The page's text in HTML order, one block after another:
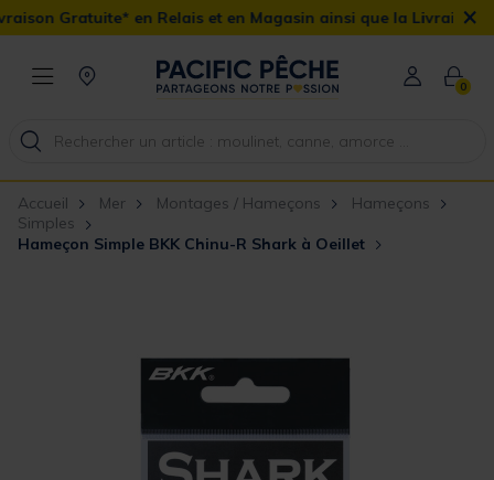
Gratuite* en Relais et en Magasin ainsi que la Livraison ×
0
Accueil Mer Montages / Hameçons
Hameçons
Simples
Hameçon Simple BKK Chinu-R Shark à Oeillet